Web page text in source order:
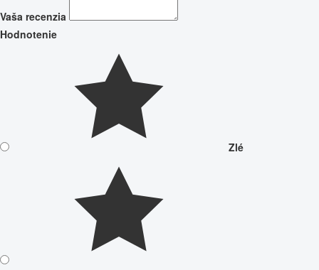
Vaša recenzia
Hodnotenie
Zlé